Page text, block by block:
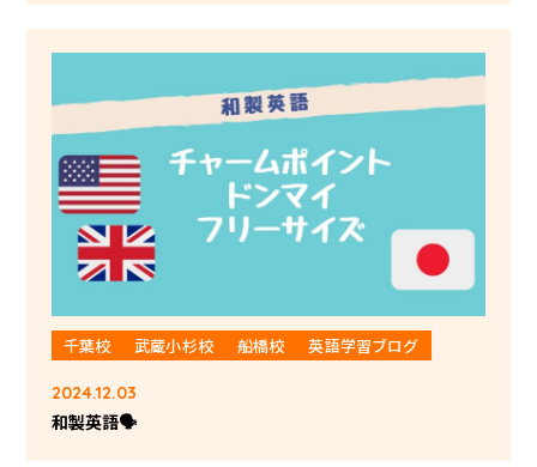
千葉校 武蔵小杉校 船橋校 英語学習ブログ
2024.12.03
和製英語🗣